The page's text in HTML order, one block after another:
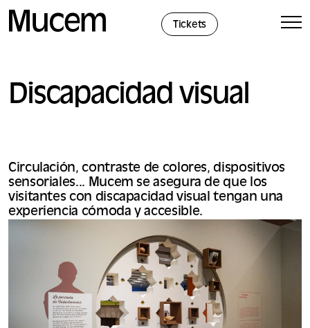
Tickets
Discapacidad visual
Circulación, contraste de colores, dispositivos
sensoriales... Mucem se asegura de que los
visitantes con discapacidad visual tengan una
experiencia cómoda y accesible.